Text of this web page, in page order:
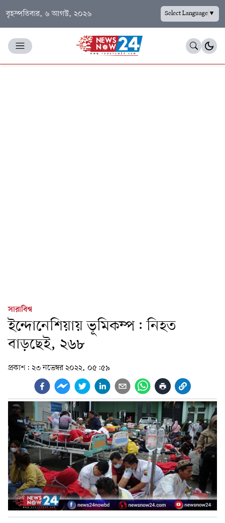
বৃহস্পতিবার, ৬ আগস্ট, ২০২৬ Select Language▼
সারাবিশ্ব
ইন্দোনেশিয়ায় ভূমিকম্প: নিহত
বাড়ছেই, ২৬৮
প্রকাশ: ২৩ নভেম্বর ২০২২, ০৫:৫৯